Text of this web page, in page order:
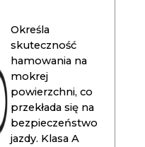
Określa
skuteczność
hamowania na
mokrej
powierzchni, co
przekłada się na
bezpieczeństwo
jazdy. Klasa A